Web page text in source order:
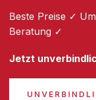
Beste Preise ✓
Beratung ✓
Jetzt